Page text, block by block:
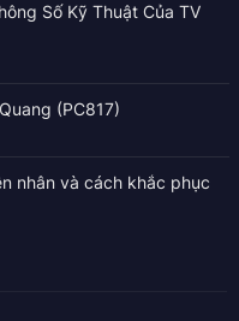
Số Kỹ Thuật Của TV
(PC817)
nhân và cách khắc phục